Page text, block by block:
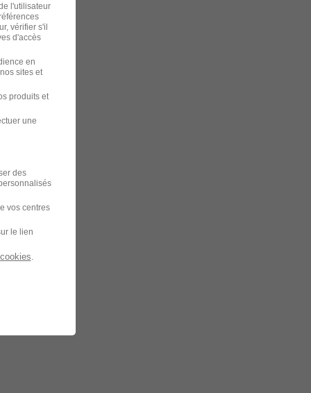
l'utilisateur
vérifier s'il
d'accès
en
sites et
produits et
une
des
vos centres
le lien